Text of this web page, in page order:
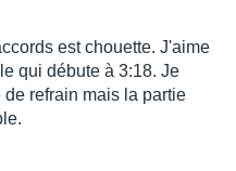
est chouette. J'aime
qui débute à 3:18. Je
refrain mais la partie